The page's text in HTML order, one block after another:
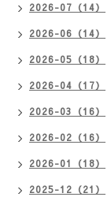
2026-07（14）
2026-06（14）
2026-05（18）
2026-04（17）
2026-03（16）
2026-02（16）
2026-01（18）
2025-12（21）